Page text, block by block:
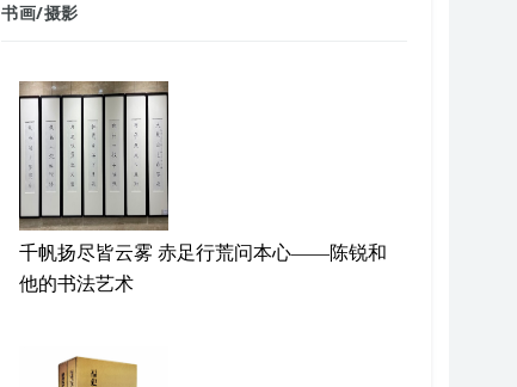
书画/摄影
千帆扬尽皆云雾 赤足行荒问本心——陈锐和
他的书法艺术